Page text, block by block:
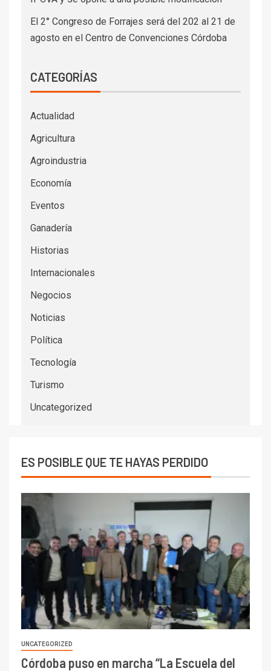
El 2° Congreso de Forrajes será del 202 al 21 de
agosto en el Centro de Convenciones Córdoba
CATEGORÍAS
Actualidad
Agricultura
Agroindustria
Economía
Eventos
Ganadería
Historias
Internacionales
Negocios
Noticias
Política
Tecnología
Turismo
Uncategorized
ES POSIBLE QUE TE HAYAS PERDIDO
UNCATEGORIZED
Córdoba puso en marcha “La Escuela del